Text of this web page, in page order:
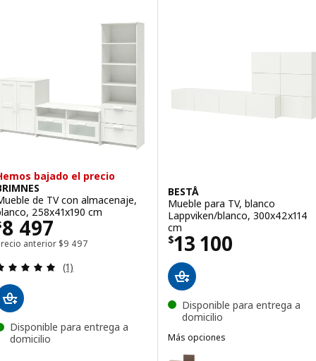
bajado el precio
de TV con almacenaje,
258x41x190 cm
8 497$ 8497
anterior $9 497
Precio anterior $ 9497
Revisa: 5 de 5 estrellas. Total opiniones:
(1)
Disponible para entrega a
domicilio
BESTÅ
Mueble para TV, blanco
Lappviken/blanco, 300x42x114
cm
$13 100
Precio $ 13100
Disponible para entrega a
domicilio
Más opciones
Opción: BESTÅ, Mueble para